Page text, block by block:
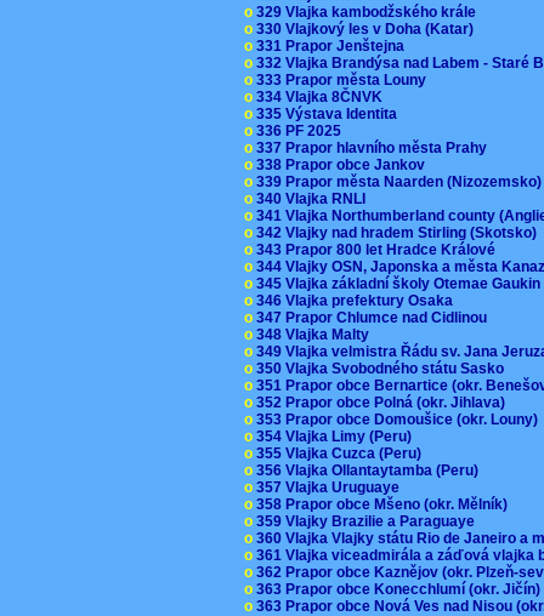
o 329 Vlajka kambodžského krále
o 330 Vlajkový les v Doha (Katar)
o 331 Prapor Jenštejna
o 332 Vlajka Brandýsa nad Labem - Staré
o 333 Prapor města Louny
o 334 Vlajka 8ČNVK
o 335 Výstava Identita
o 336 PF 2025
o 337 Prapor hlavního města Prahy
o 338 Prapor obce Jankov
o 339 Prapor města Naarden
o 340 Vlajka RNLI
o 341 Vlajka Northumberland county
o 342 Vlajky nad hradem Stirling (Skotsko)
o 343 Prapor 800 let Hradce Králové
o 344 Vlajky OSN, Japonska a města
o 345 Vlajka základní školy Otemae
o 346 Vlajka prefektury Osaka
o 347 Prapor Chlumce nad Cidlinou
o 348 Vlajka Malty
o 349 Vlajka velmistra Řádu sv. Jana
o 350 Vlajka Svobodného státu Sasko
o 351 Prapor obce Bernartice (okr.
o 352 Prapor obce Polná (okr. Jihlava)
o 353 Prapor obce Domoušice (okr. Louny)
o 354 Vlajka Limy (Peru)
o 355 Vlajka Cuzca (Peru)
o 356 Vlajka Ollantaytamba (Peru)
o 357 Vlajka Uruguaye
o 358 Prapor obce Mšeno (okr. Mělník)
o 359 Vlajky Brazilie a Paraguaye
o 360 Vlajka Vlajky státu Rio de Janeiro a
o 361 Vlajka viceadmirála a záďová
o 362 Prapor obce Kaznějov (okr. Plzeň-
o 363 Prapor obce Konecchlumí (okr.
o 363 Prapor obce Nová Ves nad Nisou